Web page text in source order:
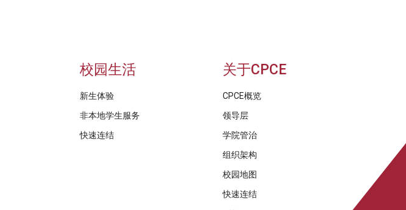
校园生活
新生体验
非本地学生服务
快速连结
关于CPCE
CPCE概览
领导层
学院管治
组织架构
校园地图
快速连结